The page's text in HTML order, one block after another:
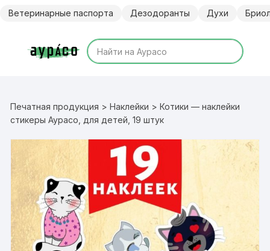
Ветеринарные паспорта Дезодоранты Духи
Печатная продукция >Наклейки > Котики — наклейки
стикеры Аурасо, для детей, 19 штук